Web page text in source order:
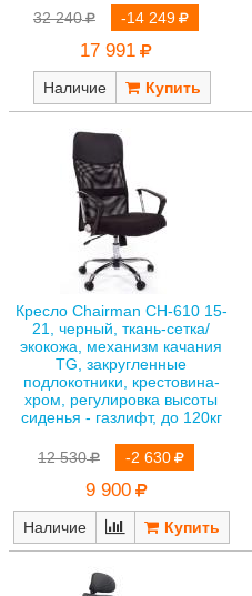
32 240
-14 249
17 991
Наличие
Кресло Chairman CH-610 15-
21, черный, ткань-сетка/
экокожа, механизм качания
TG, закругленные
подлокотники, крестовина-
хром, регулировка высоты
сиденья - газлифт, до 120кг
12 530 -2 630
9 900
Наличие